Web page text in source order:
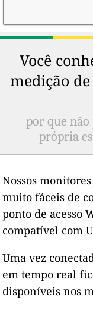
Você
medição
por que
própria
Nossos
muito fáceis de
ponto de acesso
compatível com
Uma vez
em tempo real
disponíveis nos